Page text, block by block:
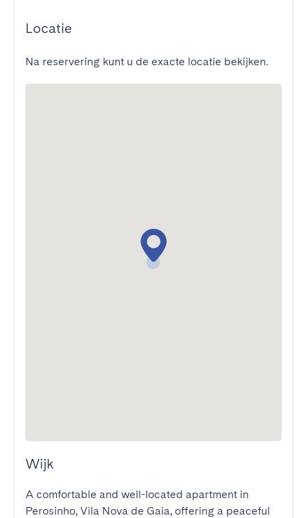
Locatie
Na reservering kunt u de exacte locatie bekijken.
Wijk
A comfortable and well-located apartment in
Perosinho, Vila Nova de Gaia, offering a peaceful